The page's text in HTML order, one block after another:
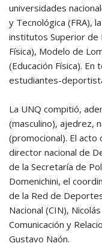
universidades
y Tecnológica (FRA),
institutos Superior de
Física), Modelo de
(Educación Física).
estudiantes-
La UNQ compitió,
(masculino), ajedrez,
(promocional). El
director nacional de
de la Secretaría de
Domenichini, el
de la Red de
Nacional (CIN),
Comunicación y
Gustavo Naón.